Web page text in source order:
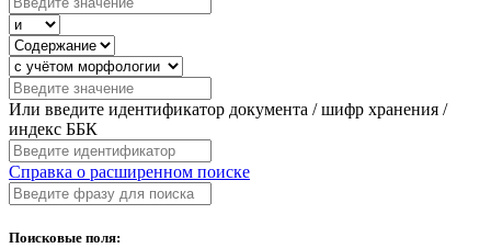
Или введите идентификатор документа / шифр хранения /
индекс ББК
Справка о расширенном поиске
Поисковые поля: